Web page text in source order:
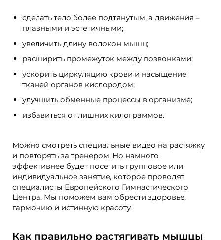
сделать тело более подтянутым, а движения –
плавными и эстетичными;
увеличить длину волокон мышц;
расширить промежуток между позвонками;
ускорить циркуляцию крови и насыщение
тканей органов кислородом;
улучшить обменные процессы в организме;
избавиться от лишних килограммов.
Можно смотреть специальные видео на растяжку
и повторять за тренером. Но намного
эффективнее будет посетить групповое или
индивидуальное занятие, которое проводят
специалисты Европейского Гимнастического
Центра. Мы поможем вам обрести здоровье,
гармонию и истинную красоту.
Как правильно растягивать мышцы